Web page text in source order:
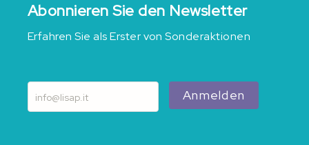
Abonnieren Sie den Newsletter
Erfahren Sie als Erster von Sonderaktionen
Anmelden